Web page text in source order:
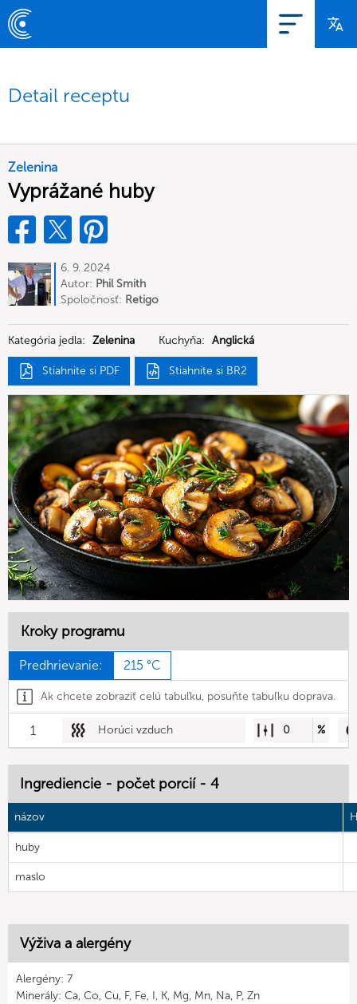
Detail receptu
Zelenina
Vyprážané huby
6. 9. 2024
Autor: Phil Smith
Spoločnosť: Retigo
Kategória jedla: Zelenina Kuchyňa: Anglická
Stiahnite si PDF Stiahnite si BR2
Kroky programu
Predhrievanie: 215 °C
Ak chcete zobraziť celú tabuľku, posuňte tabuľku doprava.
1 Horúci vzduch 0 %
Ingrediencie - počet porcií - 4
názov
huby
maslo
Výživa a alergény
Alergény: 7
Minerály: Ca, Co, Cu, F, Fe, I, K, Mg, Mn, Na, P, Zn